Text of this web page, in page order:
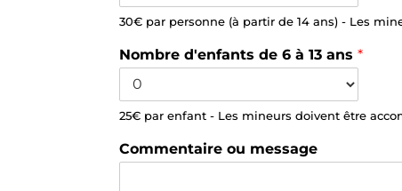
30€ par personne (à partir de 14 ans) - Les
Nombre d'enfants de 6 à 13 ans*
25€ par enfant - Les mineurs doivent être
Commentaire ou message